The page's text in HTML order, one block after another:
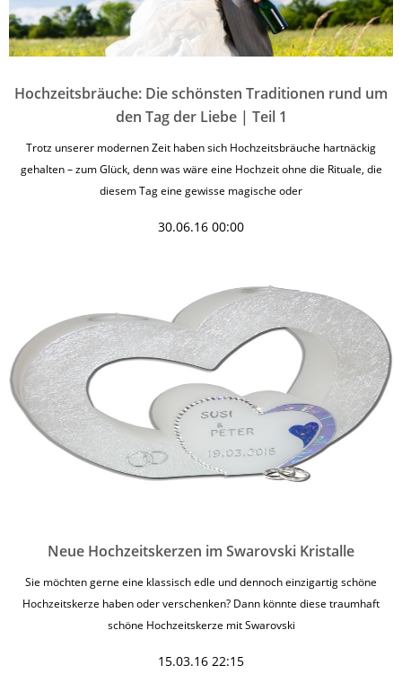
Hochzeitsbräuche: Die schönsten Traditionen rund um
den Tag der Liebe | Teil 1
Trotz unserer modernen Zeit haben sich Hochzeitsbräuche hartnäckig
gehalten – zum Glück, denn was wäre eine Hochzeit ohne die Rituale, die
diesem Tag eine gewisse magische oder
30.06.16 00:00
Neue Hochzeitskerzen im Swarovski Kristalle
Sie möchten gerne eine klassisch edle und dennoch einzigartig schöne
Hochzeitskerze haben oder verschenken? Dann könnte diese traumhaft
schöne Hochzeitskerze mit Swarovski
15.03.16 22:15